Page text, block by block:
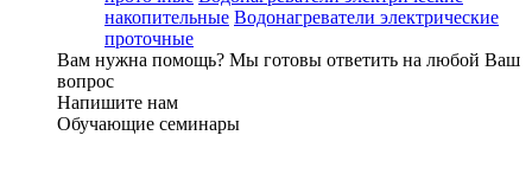
накопительные Водонагреватели электрические
проточные
Вам нужна помощь? Мы готовы ответить на любой Ваш
вопрос
Напишите нам
Обучающие семинары